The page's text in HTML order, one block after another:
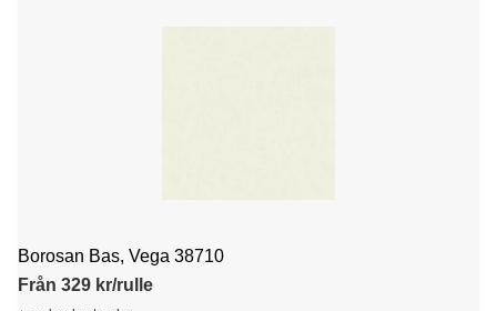
Borosan Bas, Vega 38710
Från 329 kr/rulle